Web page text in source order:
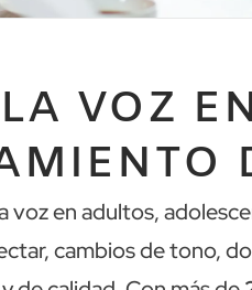
VOZ
en adultos,
cambios de tono,